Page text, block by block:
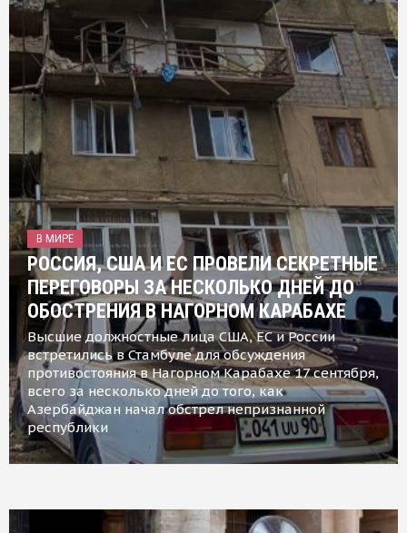
В МИРЕ
РОССИЯ, США И ЕС ПРОВЕЛИ СЕКРЕТНЫЕ
ПЕРЕГОВОРЫ ЗА НЕСКОЛЬКО ДНЕЙ ДО
ОБОСТРЕНИЯ В НАГОРНОМ КАРАБАХЕ
Высшие должностные лица США, ЕС и России
встретились в Стамбуле для обсуждения
противостояния в Нагорном Карабахе 17 сентября,
всего за несколько дней до того, как
Азербайджан начал обстрел непризнанной
республики